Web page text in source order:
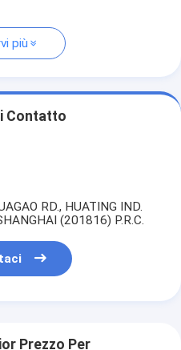
più
Contatto
RD., HUATING IND.
(201816) P.R.C.
Prezzo Per